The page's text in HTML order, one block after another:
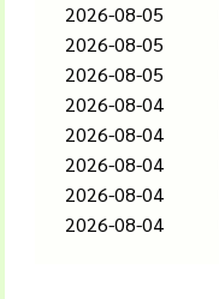
2026-08-05
2026-08-05
2026-08-05
2026-08-04
2026-08-04
2026-08-04
2026-08-04
2026-08-04